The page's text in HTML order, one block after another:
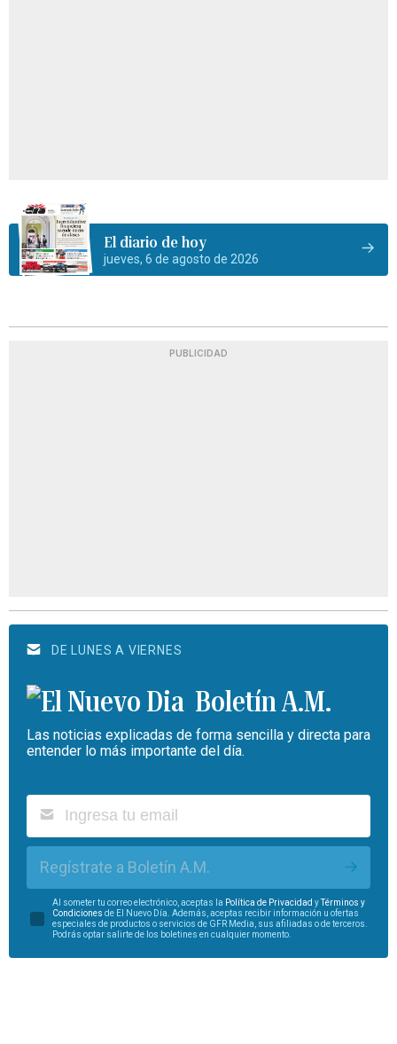
El diario de hoy
jueves, 6 de agosto de 2026
PUBLICIDAD
DE LUNES A VIERNES
Boletín A.M.
Las noticias explicadas de forma sencilla y directa para
entender lo más importante del día.
Regístrate a Boletín A.M.
Al someter tu correo electrónico, aceptas la Política de Privacidad yTérminos y
Condiciones de El Nuevo Día. Además, aceptas recibir información u ofertas
especiales de productos o servicios de GFR Media, sus afiliadas o de terceros.
Podrás optar salirte de los boletines en cualquier momento.